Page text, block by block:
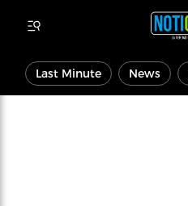
Last Minute News